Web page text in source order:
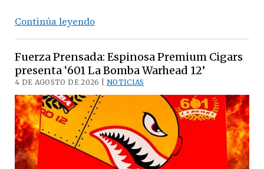
Continúa leyendoTres
de
elegancia
urbana:
Tego
el
‘Metropolitan
30
Fuerza Prensada: Espinosa Premium Cigars
presenta ‘601 La Bomba Warhead 12’
4 DE AGOSTO DE 2026 | NOTICIAS